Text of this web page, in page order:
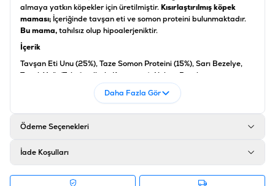
almaya yatkın köpekler için üretilmiştir. Kısırlaştırılmış köpek
maması; İçeriğinde tavşan eti ve somon proteini bulunmaktadır.
Bu mama,tahılsız olup hipoalerjeniktir.
İçerik
Tavşan Eti Unu (25%), Taze Somon Proteini (15%), Sarı Bezelye,
Tavuk Yağı (Tokoferollerle Korunmus), Nohut, Bambu
Lignoselülözü, Keten Tohumu (%4), Somon Yağı (%2), Psiliyum
Kabuğu Ve Tohumu (1%), Karabuğday, Kurutulmus Elma, Bira
Hidrolize Deniz Kabuklusu (Glukozamin Kaynağı, 260 Mg/kg),
Yaban Mersini (230 Mg/kg, Polifenol Kaynağı 70Mg/kg &
Flavonoidler 30Mg/kg), Kıkırdak Özü (Kondroitin Kaynagı, 160
Mg/kg), Mannanoligosakkaritler (150 Mg/kg), Şifalı Otlar Ve
Meyveler (Biberiye, Turunçgil, Karanfil, Zerdeçal, 150Mg/kg),
Frukto-Oligosakkaritler (100 Mg/kg), Yucca Schidigera
Daha Fazla Gör
Ödeme Seçenekleri
İade Koşulları